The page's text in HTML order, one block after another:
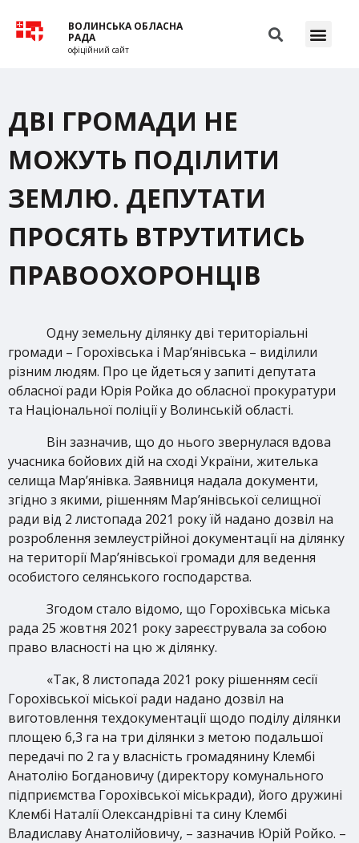
ВОЛИНСЬКА ОБЛАСНА
РАДА
офіційний сайт
ДВІ ГРОМАДИ НЕ
МОЖУТЬ ПОДІЛИТИ
ЗЕМЛЮ. ДЕПУТАТИ
ПРОСЯТЬ ВТРУТИТИСЬ
ПРАВООХОРОНЦІВ
Одну земельну ділянку дві територіальні
громади – Горохівська і Мар’янівська – виділили
різним людям. Про це йдеться у запиті депутата
обласної ради Юрія Ройка до обласної прокуратури
та Національної поліції у Волинській області.
Він зазначив, що до нього звернулася вдова
учасника бойових дій на сході України, жителька
селища Мар’янівка. Заявниця надала документи,
згідно з якими, рішенням Мар’янівської селищної
ради від 2 листопада 2021 року їй надано дозвіл на
розроблення землеустрійноі документації на ділянку
на території Мар’янівської громади для ведення
особистого селянського господарства.
Згодом стало відомо, що Горохівська міська
рада 25 жовтня 2021 року зареєструвала за собою
право власності на цю ж ділянку.
«Так, 8 листопада 2021 року рішенням сесії
Горохівської міської ради надано дозвіл на
виготовлення техдокументації щодо поділу ділянки
площею 6,3 га на три ділянки з метою подальшої
передачі по 2 га у власність громадянину Клембі
Анатолію Богдановичу (директору комунального
підприємства Горохівської міськради), його дружині
Клембі Наталії Олександрівні та сину Клембі
Владиславу Анатолійовичу, – зазначив Юрій Ройко. –